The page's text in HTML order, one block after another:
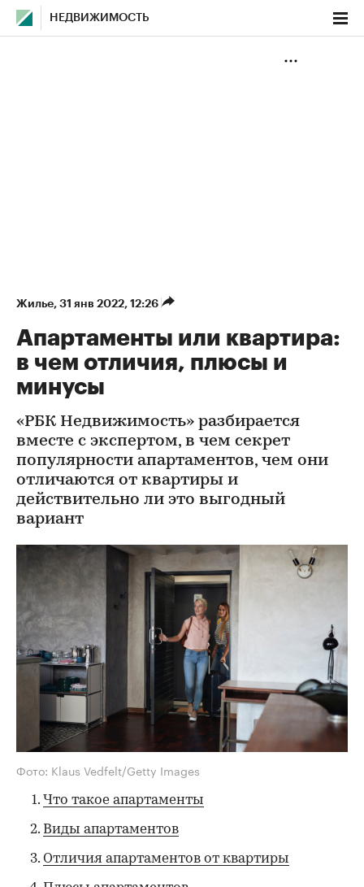
НЕДВИЖИМОСТЬ
Жилье⁠, 31 янв 2022, 12:26
Апартаменты или квартира:
в чем отличия, плюсы и
минусы
«РБК Недвижимость» разбирается
вместе с экспертом, в чем секрет
популярности апартаментов, чем они
отличаются от квартиры и
действительно ли это выгодный
вариант
Фото: Klaus Vedfelt/Getty Images
Что такое апартаменты
Виды апартаментов
Отличия апартаментов от квартиры